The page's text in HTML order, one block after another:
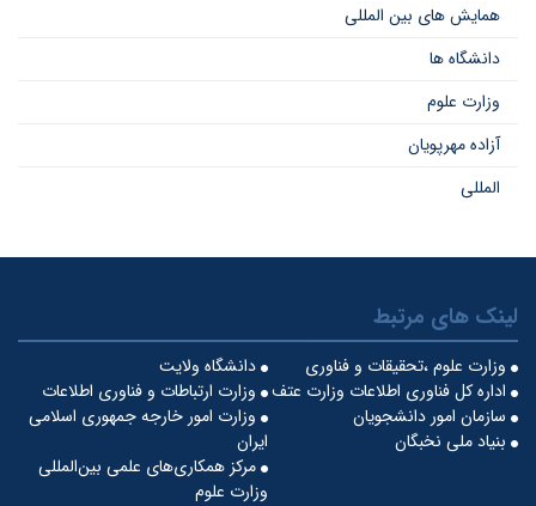
همایش های بین المللی
دانشگاه ها
وزارت علوم
آزاده مهرپویان
المللی
لینک های مرتبط
دانشگاه ولایت
وزارت علوم ،تحقیقات و فناوری
وزارت ارتباطات و فناوری اطلاعات
اداره کل فناوری اطلاعات وزارت عتف
وزارت امور خارجه جمهوری اسلامی
ایران
سازمان امور دانشجویان
بنیاد ملی نخبگان
مرکز همکاری‌های علمی بین‌المللی
وزارت علوم